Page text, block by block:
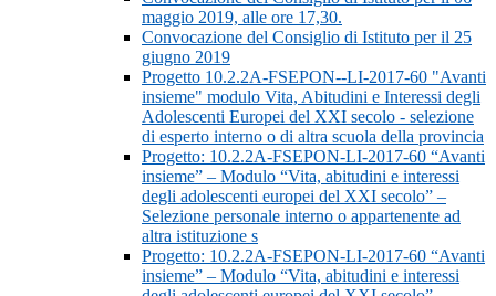
maggio 2019, alle ore 17,30.
Convocazione del Consiglio di Istituto per il 25
giugno 2019
Progetto 10.2.2A-FSEPON--LI-2017-60 "Avanti
insieme" modulo Vita, Abitudini e Interessi degli
Adolescenti Europei del XXI secolo - selezione
di esperto interno o di altra scuola della provincia
Progetto: 10.2.2A-FSEPON-LI-2017-60 “Avanti
insieme” – Modulo “Vita, abitudini e interessi
degli adolescenti europei del XXI secolo” –
Selezione personale interno o appartenente ad
altra istituzione s
Progetto: 10.2.2A-FSEPON-LI-2017-60 “Avanti
insieme” – Modulo “Vita, abitudini e interessi